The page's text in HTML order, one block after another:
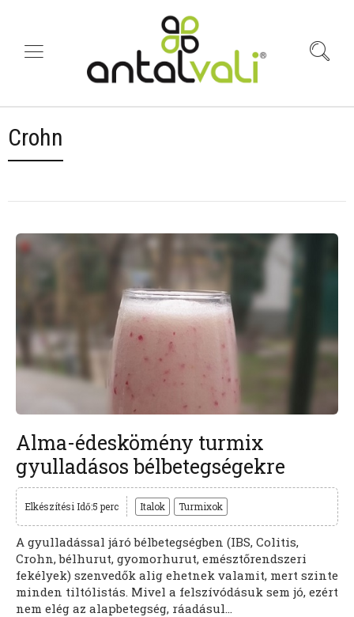
Crohn
Alma-édeskömény turmix
gyulladásos bélbetegségekre
Elkészítési Idő:5 perc Italok Turmixok
A gyulladással járó bélbetegségben (IBS, Colitis,
Crohn, bélhurut, gyomorhurut, emésztőrendszeri
fekélyek) szenvedők alig ehetnek valamit, mert szinte
minden tiltólistás. Mivel a felszívódásuk sem jó, ezért
nem elég az alapbetegség, ráadásul...